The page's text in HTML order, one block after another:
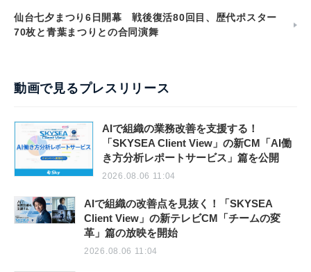
仙台七夕まつり6日開幕 戦後復活80回目、歴代ポスター
70枚と青葉まつりとの合同演舞
動画で見るプレスリリース
AIで組織の業務改善を支援する！
「SKYSEA Client View」の新CM「AI働
き方分析レポートサービス」篇を公開
2026.08.06 11:04
AIで組織の改善点を見抜く！「SKYSEA
Client View」の新テレビCM「チームの変
革」篇の放映を開始
2026.08.06 11:04